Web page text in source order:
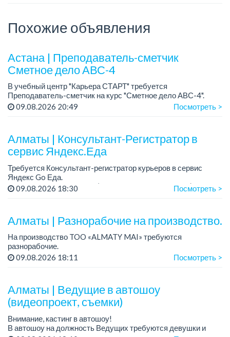
Похожие объявления
Астана | Преподаватель-сметчик
Сметное дело АВС-4
В учебный центр "Карьера СТАРТ" требуется
Преподаватель-сметчик на курс "Сметное дело АВС-4".
09.08.2026 20:49 Посмотреть >
Алматы | Консультант-Регистратор в
сервис Яндекс.Еда
Требуется Консультант-регистратор курьеров в сервис
Яндекс Go Еда.
Условия: работа в офисе (Абылай хана - Макатаева).
09.08.2026 18:30 Посмотреть >
Алматы | Разнорабочие на производство.
На производство TOO «ALMATY MAI» требуются
разнорабочие.
Зарплата: от 250 000 до 300 000 тенге на руки.
09.08.2026 18:11 Посмотреть >
Алматы | Ведущие в автошоу
(видеопроект, съемки)
Внимание, кастинг в автошоу!
В автошоу на должность Ведущих требуются девушки и